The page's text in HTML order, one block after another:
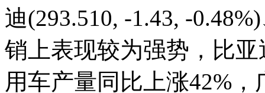
迪(293.510, -1.43, -
销上表现较为强势，比
用车产量同比上涨42%